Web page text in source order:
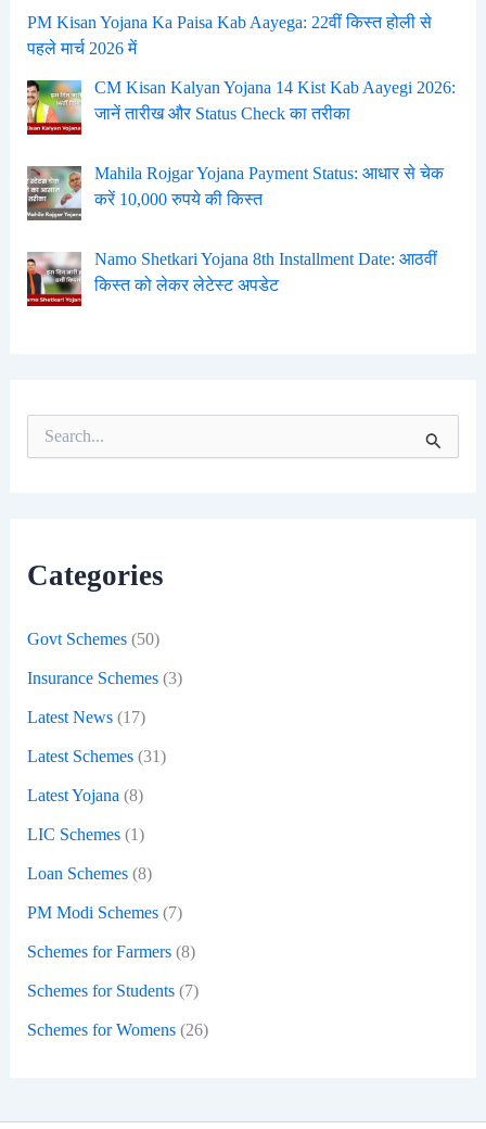
PM Kisan Yojana Ka Paisa Kab Aayega: 22वीं किस्त होली से
पहले मार्च 2026 में
CM Kisan Kalyan Yojana 14 Kist Kab Aayegi 2026:
जानें तारीख और Status Check का तरीका
Mahila Rojgar Yojana Payment Status: आधार से चेक
करें 10,000 रुपये की किस्त
Namo Shetkari Yojana 8th Installment Date: आठवीं
किस्त को लेकर लेटेस्ट अपडेट
o
Categories
Govt Schemes(50)
Insurance Schemes(3)
Latest News(17)
Latest Schemes(31)
Latest Yojana (8)
LIC Schemes(1)
Loan Schemes(8)
PM Modi Schemes(7)
Schemes for Farmers(8)
Schemes for Students(7)
Schemes for Womens(26)